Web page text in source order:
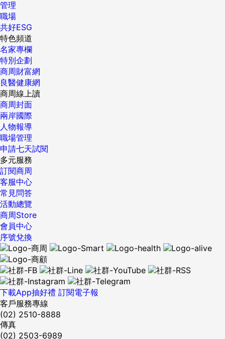
管理
職場
共好ESG
特色頻道
名家專欄
特別企劃
商周財富網
良醫健康網
商周線上讀
商周封面
兩岸國際
人物報導
職場管理
申請七天試閱
多元服務
訂閱商周
客服中心
常見問答
活動總覽
商周Store
會員中心
序號兌換
下載App抽好禮 訂閱電子報
客戶服務專線
(02) 2510-8888
傳真
(02) 2503-6989